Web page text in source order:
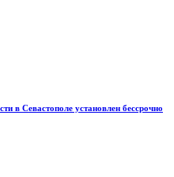
в Севастополе установлен бессрочно